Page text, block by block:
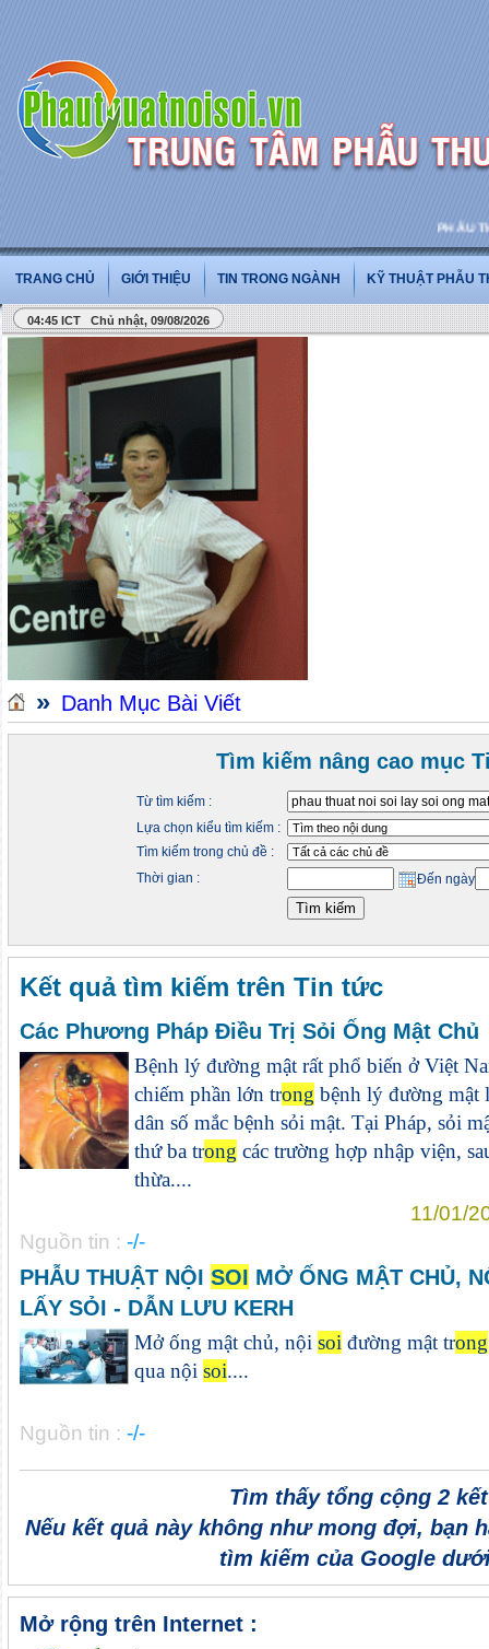
PHẪU
TRANG CHỦ GIỚI THIỆU TIN TRONG NGÀNH KỸ THUẬT PHẪU
04:45 ICT Chủ nhật, 09/08/2026
» Danh Mục Bài Viết
Tìm kiếm nâng cao mục
Từ tìm kiếm :
Lựa chọn kiểu tìm kiếm :
Tìm kiếm trong chủ đề :
Thời gian :
Đến ngày
Kết quả tìm kiếm trên Tin tức
Các Phương Pháp Điều Trị Sỏi Ống Mật Chủ
Bệnh lý đường mật rất phổ biến ở Việt
chiếm phần lớn trong bệnh lý đường mật
dân số mắc bệnh sỏi mật. Tại Pháp, sỏi
thứ ba trong các trường hợp nhập viện,
thừa....
11/01/
Nguồn tin : -/-
PHẪU THUẬT NỘI SOI MỞ ỐNG MẬT CHỦ,
LẤY SỎI - DẪN LƯU KERH
Mở ống mật chủ, nội soi đường mật trong
qua nội soi....
Nguồn tin : -/-
Tìm thấy tổng cộng 2
Nếu kết quả này không như mong đợi, bạn
tìm kiếm của Google
Mở rộng trên Internet :